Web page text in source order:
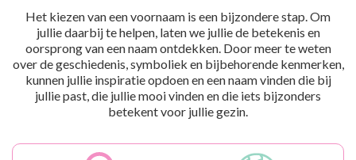
Het kiezen van een voornaam is een bijzondere stap. Om
jullie daarbij te helpen, laten we jullie de betekenis en
oorsprong van een naam ontdekken. Door meer te weten
over de geschiedenis, symboliek en bijbehorende kenmerken,
kunnen jullie inspiratie opdoen en een naam vinden die bij
jullie past, die jullie mooi vinden en die iets bijzonders
betekent voor jullie gezin.